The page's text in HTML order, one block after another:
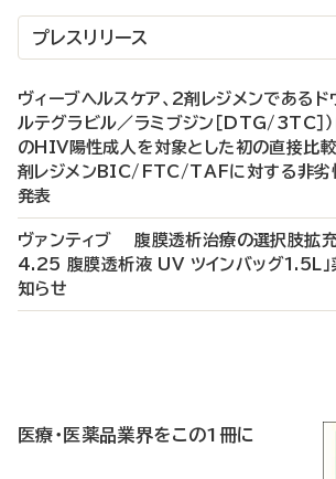
プレスリリース
ヴィーブヘルスケア、2剤レジメンであるド
ルテグラビル／ラミブジン［DTG/3TC］
のHIV陽性成人を対象とした初の直接比
剤レジメンBIC/FTC/TAFに対する非劣
発表
ヴァンティブ 腹膜透析治療の選択肢拡
4.25 腹膜透析液 UV ツインバッグ1.5L」
知らせ
医療・医薬品業界をこの1冊に